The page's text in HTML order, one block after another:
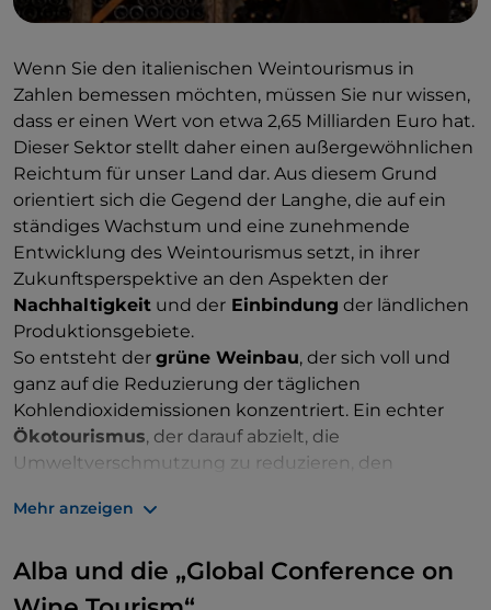
Wenn Sie den italienischen Weintourismus in
Zahlen bemessen möchten, müssen Sie nur wissen,
dass er einen Wert von etwa 2,65 Milliarden Euro hat.
Dieser Sektor stellt daher einen außergewöhnlichen
Reichtum für unser Land dar. Aus diesem Grund
orientiert sich die Gegend der Langhe, die auf ein
ständiges Wachstum und eine zunehmende
Entwicklung des Weintourismus setzt, in ihrer
Zukunftsperspektive an den Aspekten der
Nachhaltigkeit und der Einbindung der ländlichen
Produktionsgebiete.
So entsteht der grüne Weinbau, der sich voll und
ganz auf die Reduzierung der täglichen
Kohlendioxidemissionen konzentriert. Ein echter
Ökotourismus, der darauf abzielt, die
Umweltverschmutzung zu reduzieren, den
Weltkulturerbes zu halbieren und die Verwendung
chemischen Düngemitteln zu vermeiden bzw. diese
durch organische Substanzen und
Mehr anzeigen
Alba und die „Global Conference on